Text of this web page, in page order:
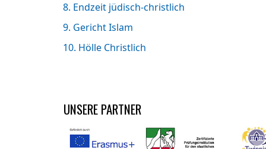
8. Endzeit jüdisch-christlich
9. Gericht Islam
10. Hölle Christlich
UNSERE PARTNER